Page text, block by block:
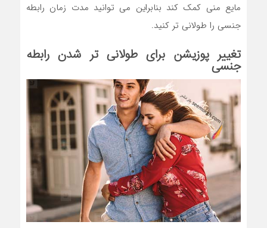
مایع منی کمک کند بنابراین می توانید مدت زمان رابطه
جنسی را طولانی تر کنید.
تغییر پوزیشن برای طولانی تر شدن رابطه
جنسی